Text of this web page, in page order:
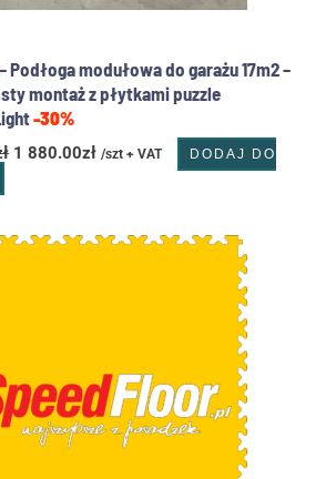
– Podłoga modułowa do garażu 17m2 –
montaż z płytkami puzzle
-30%
1 880.00zł /szt + VAT
DODAJ DO